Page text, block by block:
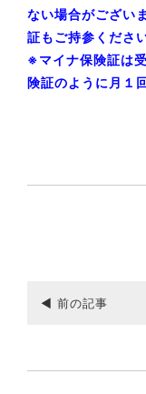
ない場合がござい
証もご持参ください
※マイナ保険証は
険証のように月１
◀ 前の記事